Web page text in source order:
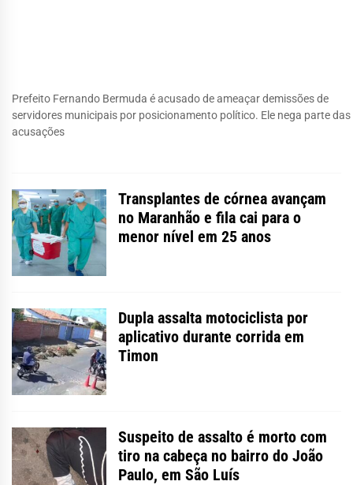
Prefeito Fernando Bermuda é acusado de ameaçar demissões de
servidores municipais por posicionamento político. Ele nega parte das
acusações
Transplantes de córnea avançam
no Maranhão e fila cai para o
menor nível em 25 anos
Dupla assalta motociclista por
aplicativo durante corrida em
Timon
Suspeito de assalto é morto com
tiro na cabeça no bairro do João
Paulo, em São Luís